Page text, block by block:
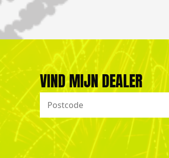
VIND MIJN DEALER